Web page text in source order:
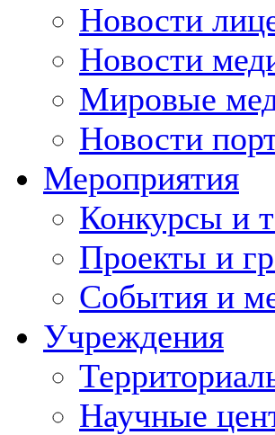
Новости
Новости
Мировые
Новости
Мероприятия
Конкурсы и
Проекты и
События и
Учреждения
Научные